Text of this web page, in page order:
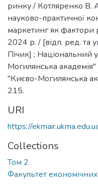
ринку / Котляренко В.
науково-практичної
маркетинг як фактори
2024 р. / [відп. ред. та
Пічик] ; Національний
Могилянська
"Києво-Могилянська
215.
URI
https://
Collections
Том 2
Факультет